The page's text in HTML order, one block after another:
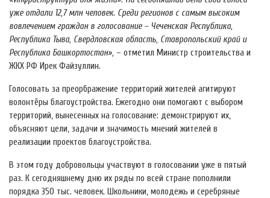
уже отдали 12,7 млн человек. Среди регионов с самым высоким
вовлечением граждан в голосование – Чеченская Республика,
Республика Тыва, Свердловская область, Ставропольский край и
Республика Башкортостан», – отметил Министр строительства и
ЖКХ РФ Ирек Файзуллин.
Голосовать за преорбражение территорий жителей агитируют
волонтёры благоустройства. Ежегодно они помогают с выбором
территорий, вынесенных на голосование: демонстрируют их,
объясняют цели, задачи и значимость мнений жителей в
реализации проектов благоустройства.
В этом году добровольцы участвуют в голосовании уже в пятый
раз. К сегодняшнему дню их ряды по всей стране пополнили
порядка 350 тыс. человек. Школьники, молодежь и серебряные